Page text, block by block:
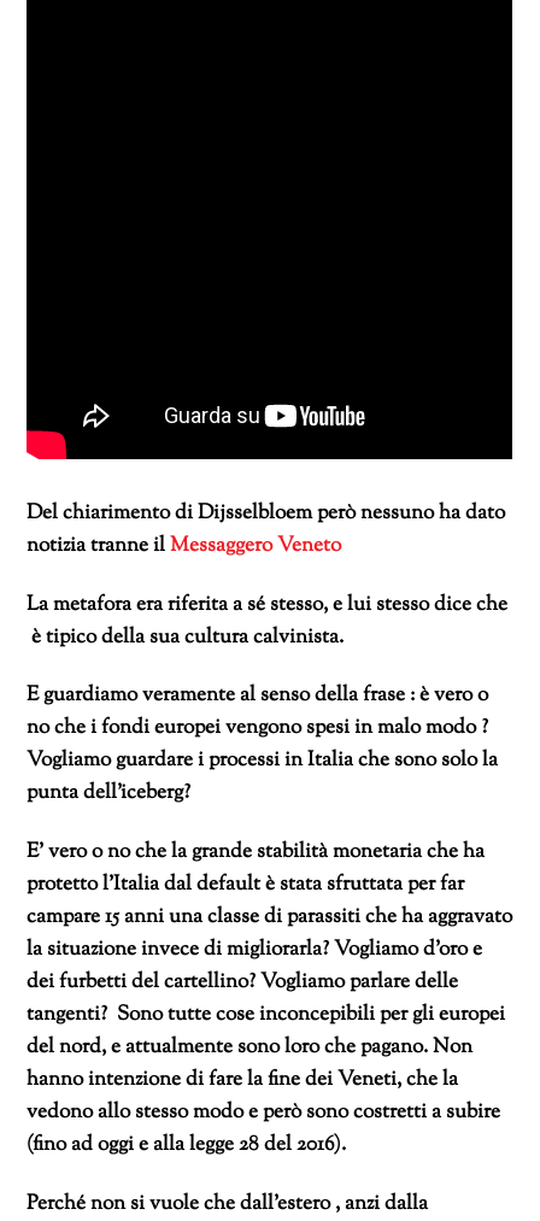
Del chiarimento di Dijsselbloem però nessuno ha dato
notizia tranne ilMessaggero Veneto
La metafora era riferita a sé stesso, e lui stesso dice che
è tipico della sua cultura calvinista.
E guardiamo veramente al senso della frase : è vero o
no che i fondi europei vengono spesi in malo modo ?
Vogliamo guardare i processi in Italia che sono solo la
punta dell’iceberg?
E’ vero o no che la grande stabilità monetaria che ha
protetto l’Italia dal default è stata sfruttata per far
campare 15 anni una classe di parassiti che ha aggravato
la situazione invece di migliorarla? Vogliamo d’oro e
dei furbetti del cartellino? Vogliamo parlare delle
tangenti? Sono tutte cose inconcepibili per gli europei
del nord, e attualmente sono loro che pagano. Non
hanno intenzione di fare la fine dei Veneti, che la
vedono allo stesso modo e però sono costretti a subire
(fino ad oggi e alla legge 28 del 2016).
Perché non si vuole che dall’estero , anzi dalla